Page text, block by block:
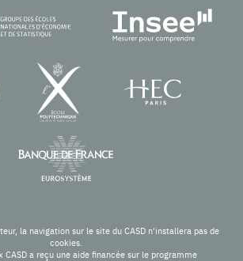
la navigation sur le site du CASD n'installera pas de
cookies.
CASD a reçu une aide financée sur le programme